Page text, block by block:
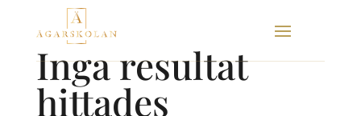
contentInga resultat
hittades